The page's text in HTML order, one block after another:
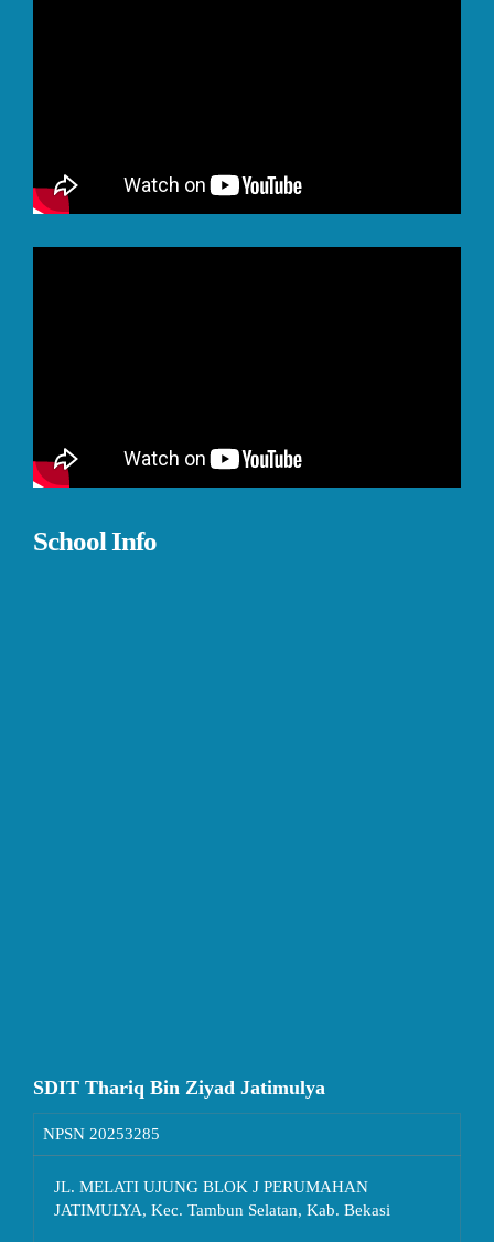
School Info
SDIT Thariq Bin Ziyad Jatimulya
NPSN 20253285
JL. MELATI UJUNG BLOK J PERUMAHAN
JATIMULYA, Kec. Tambun Selatan, Kab. Bekasi